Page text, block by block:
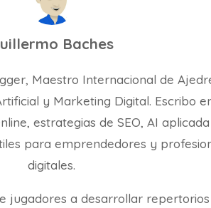
Baches
Maestro Internacional de
y Marketing Digital. Escribo
estrategias de SEO, AI
para emprendedores y
digitales.
jugadores a desarrollar